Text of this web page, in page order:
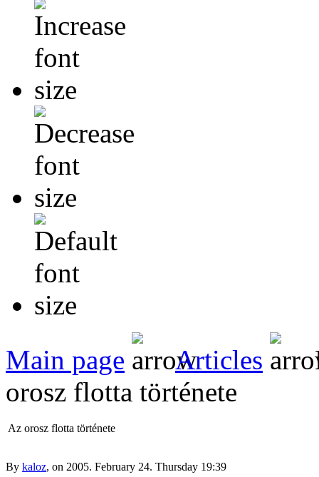
Main page Articles
orosz flotta története
Az orosz flotta története
By kaloz, on 2005. February 24. Thursday 19:39